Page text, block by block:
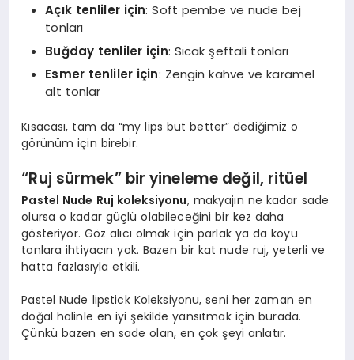
Açık tenliler için: Soft pembe ve nude bej
tonları
Buğday tenliler için: Sıcak şeftali tonları
Esmer tenliler için: Zengin kahve ve karamel
alt tonlar
Kısacası, tam da “my lips but better” dediğimiz o
görünüm için birebir.
“Ruj sürmek” bir yineleme değil, ritüel
Pastel Nude Ruj koleksiyonu, makyajın ne kadar sade
olursa o kadar güçlü olabileceğini bir kez daha
gösteriyor. Göz alıcı olmak için parlak ya da koyu
tonlara ihtiyacın yok. Bazen bir kat nude ruj, yeterli ve
hatta fazlasıyla etkili.
Pastel Nude lipstick Koleksiyonu, seni her zaman en
doğal halinle en iyi şekilde yansıtmak için burada.
Çünkü bazen en sade olan, en çok şeyi anlatır.